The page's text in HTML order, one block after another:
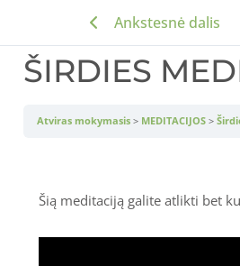
Ankstesnė dalis
ŠIRDIES
Atviras mokymasis MEDITACIJOS
Šią meditaciją galite atlikti bet